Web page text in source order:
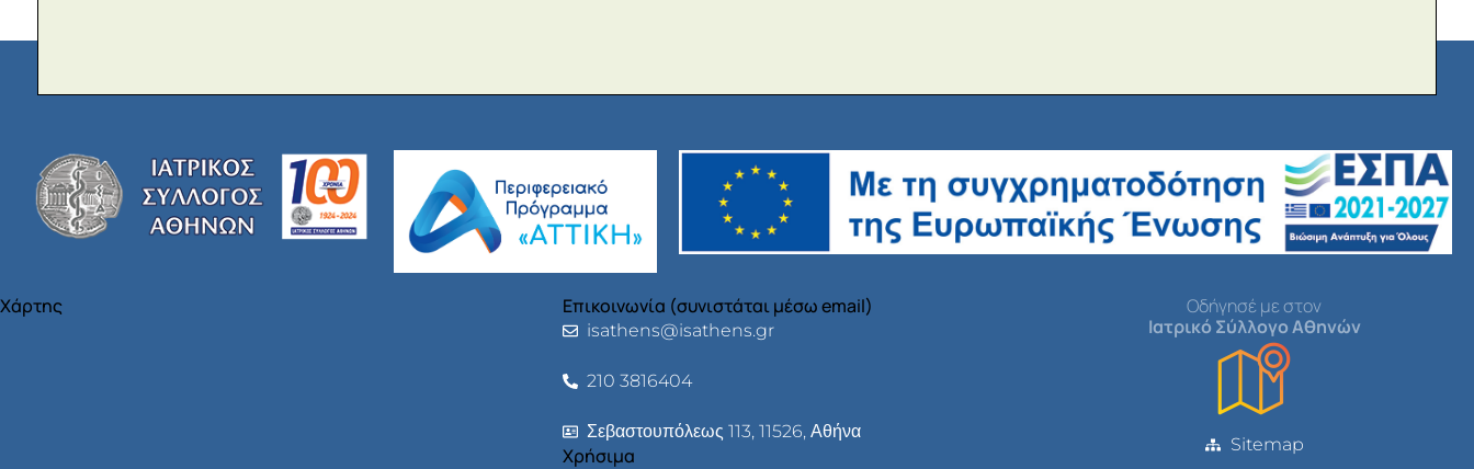
Χάρτης Επικοινωνία (συνιστάται μέσω email)
isathens@isathens.gr
210 3816404
Σεβαστουπόλεως 113, 11526, Αθήνα
Χρήσιμα
Οδήγησέ με στον
Ιατρικό Σύλλογο Αθηνών
Sitemap